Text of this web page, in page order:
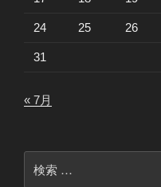
24 25 26
31
« 7月
索: